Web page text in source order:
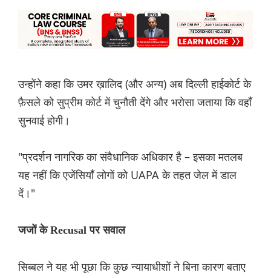
उन्होंने कहा कि उमर ख़ालिद (और अन्य) अब दिल्ली हाईकोर्ट के
फ़ैसले को सुप्रीम कोर्ट में चुनौती देंगे और भरोसा जताया कि वहाँ
सुनवाई होगी।
"प्रदर्शन नागरिक का संवैधानिक अधिकार है – इसका मतलब
यह नहीं कि एजेंसियाँ लोगों को UAPA के तहत जेल में डाल
दें।"
जजों के Recusal पर सवाल
सिब्बल ने यह भी पूछा कि कुछ न्यायाधीशों ने बिना कारण बताए